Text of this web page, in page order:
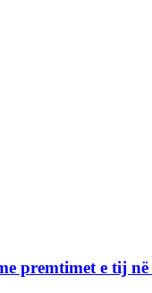
premtimet e tij në